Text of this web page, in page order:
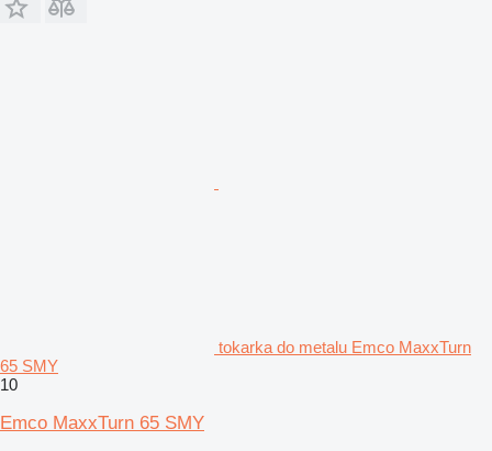
tokarka do metalu Emco MaxxTurn
65 SMY
10
Emco MaxxTurn 65 SMY